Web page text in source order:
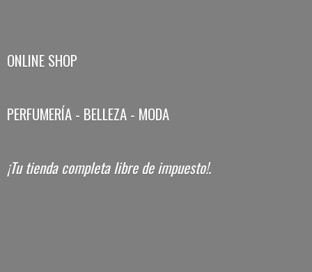
ONLINE SHOP
PERFUMERÍA - BELLEZA - MODA
¡Tu tienda completa librede impuesto!.